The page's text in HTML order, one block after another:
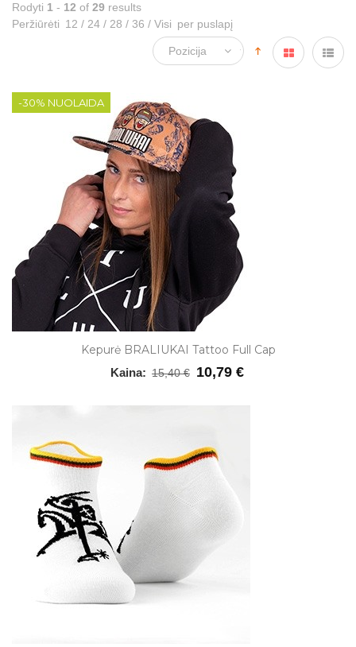
Rodyti 1 - 12 of 29 results
Peržiūrėti 12 / 24 / 28 / 36 / Visi per puslapį
Kepurė BRALIUKAI Tattoo Full Cap
Kaina: 15,40 € 10,79 €
-30% NUOLAIDA